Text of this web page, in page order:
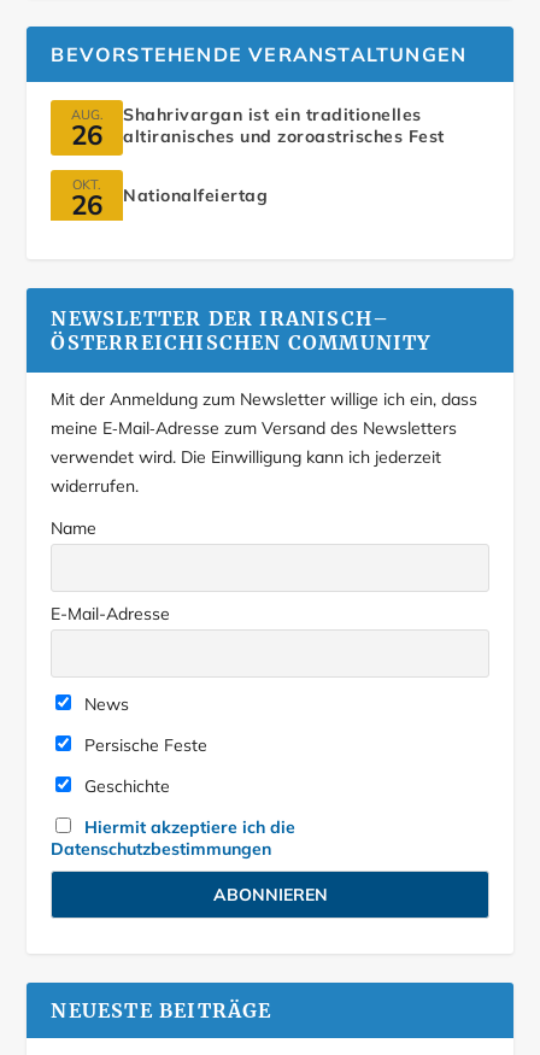
BEVORSTEHENDE VERANSTALTUNGEN
AUG.
26
Shahrivargan ist ein traditionelles
altiranisches und zoroastrisches Fest
OKT.
26 Nationalfeiertag
NEWSLETTER DER IRANISCH–
ÖSTERREICHISCHEN COMMUNITY
Mit der Anmeldung zum Newsletter willige ich ein, dass
meine E‑Mail‑Adresse zum Versand des Newsletters
verwendet wird. Die Einwilligung kann ich jederzeit
widerrufen.
Name
E-Mail-Adresse
News
Persische Feste
Geschichte
Hiermit akzeptiere ich die
Datenschutzbestimmungen
NEUESTE BEITRÄGE